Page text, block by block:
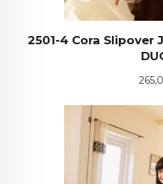
2501-4 Cora Slipover
Pris